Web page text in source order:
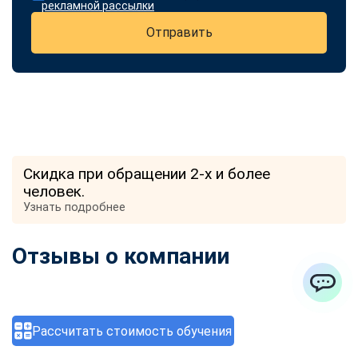
Рассчитать стоимость обучения
рекламной рассылки
Отправить
Скидка при обращении 2-х и более
человек.
Узнать подробнее
Отзывы о компании